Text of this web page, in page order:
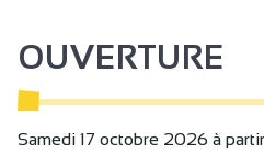
OUVERTURE
Samedi 17 octobre 2026 à